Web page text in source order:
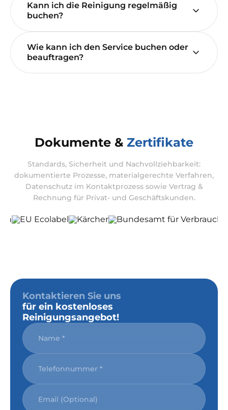
Kann ich die Reinigung regelmäßig
buchen?
Wie kann ich den Service buchen oder
beauftragen?
Dokumente & Zertifikate
Standards, Sicherheit und Nachvollziehbarkeit:
dokumentierte Prozesse, materialgerechte Verfahren,
Datenschutz im Kontaktprozess sowie Vertrag &
Rechnung für Privat- und Geschäftskunden.
Kontaktieren Sie uns
für ein kostenloses
Reinigungsangebot!